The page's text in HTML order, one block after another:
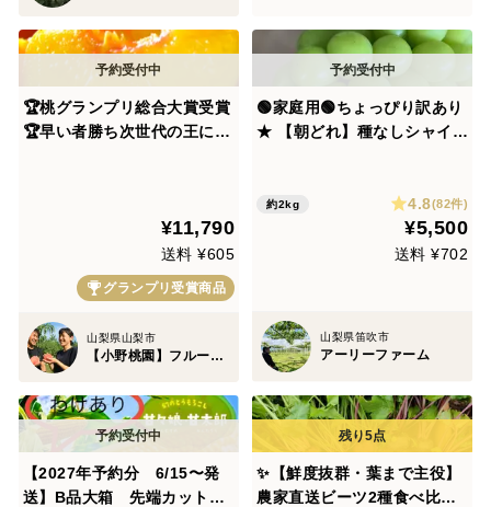
🏆桃グランプリ総合大賞受賞
🏆早い者勝ち次世代の王に君
ト】【朝どれ】圧倒的糖度】
2027年8月中旬予約発送開始
¥11,790
送料 ¥605
グランプリ受賞商品
山梨県山梨市
【小野桃園】フルーツ王国山梨ブランド
🟢家庭用🟢ちょっぴり訳あり
★ 【朝どれ】種なしシャイン
２kg大きさお任せ(３〜６房)
生産量日本一の山梨県産★通
常配送 沖縄県 北海道注文不
約2kg 4.8(82件)
¥5,500
送料 ¥702
山梨県笛吹市
アーリーファーム
【2027年予約分 6/15〜発
送】B品大箱 先端カット訳
✨【鮮度抜群・葉まで主役】
農家直送ビーツ2種食べ比べ